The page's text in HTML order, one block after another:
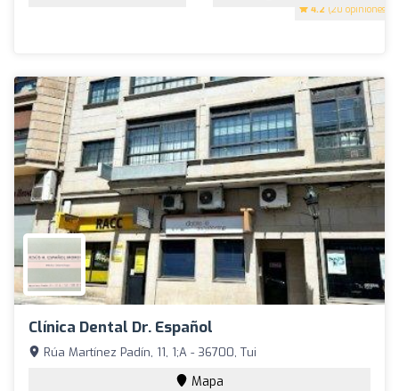
4.2 (20 opiniones)
Clínica Dental Dr. Español
Rúa Martínez Padín, 11, 1;A - 36700, Tui
Mapa